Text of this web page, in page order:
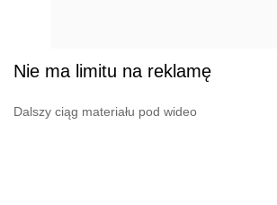
Nie ma limitu na reklamę
Dalszy ciąg materiału pod wideo